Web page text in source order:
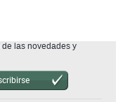
de las novedades y